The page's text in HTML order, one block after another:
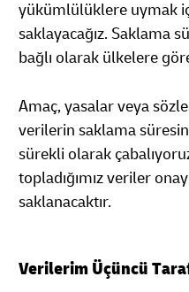
yükümlülüklere uymak
saklayacağız. Saklama
bağlı olarak ülkelere
Amaç, yasalar veya
verilerin saklama
sürekli olarak
topladığımız veriler
saklanacaktır.
Verilerim Üçüncü